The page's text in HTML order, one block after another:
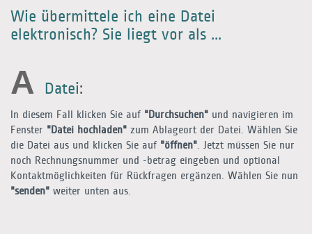
Wie übermittele ich eine Datei
elektronisch? Sie liegt vor als ...
A Datei:
In diesem Fall klicken Sie auf "Durchsuchen" und navigieren im
Fenster "Datei hochladen" zum Ablageort der Datei. Wählen Sie
die Datei aus und klicken Sie auf "öffnen". Jetzt müssen Sie nur
noch Rechnungsnummer und -betrag eingeben und optional
Kontaktmöglichkeiten für Rückfragen ergänzen. Wählen Sie nun
"senden" weiter unten aus.